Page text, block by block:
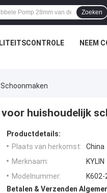
Zoeken
NEEM
huishoudelijk
Productdetails:
Plaats van herkomst:
China
Merknaam:
KYLIN
Modelnummer:
K602-
Betalen & Verzenden